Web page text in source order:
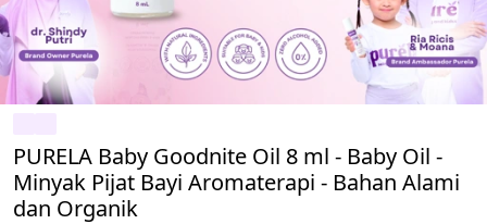
PURELA Baby Goodnite Oil 8 ml - Baby Oil -
Minyak Pijat Bayi Aromaterapi - Bahan Alami
dan Organik